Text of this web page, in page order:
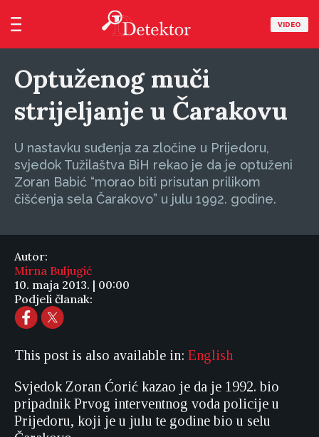
VIDEO
Optuženog muči
strijeljanje u Čarakovu
U nastavku suđenja za zločine u Prijedoru,
svjedok Tužilaštva BiH rekao je da je optuženi
Zoran Babić “morao biti prisutan prilikom
čišćenja sela Čarakovo” u julu 1992. godine.
Autor:
Mirna Buljugić
10. maja 2013. | 00:00
Podjeli članak:
This post is also available in: English
Svjedok Zoran Ćorić kazao je da je 1992. bio
pripadnik Prvog interventnog voda policije u
Prijedoru, koji je u julu te godine bio u selu